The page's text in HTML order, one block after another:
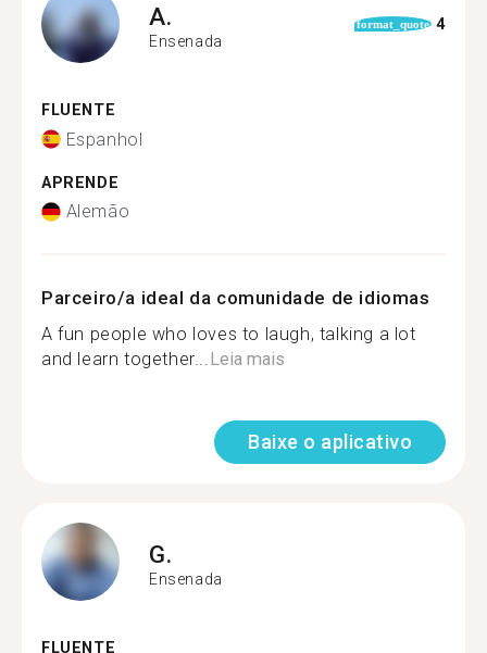
A.
Ensenada
format_quote 4
FLUENTE
Espanhol
APRENDE
Alemão
Parceiro/a ideal da comunidade de idiomas
A fun people who loves to laugh, talking a lot
and learn together...Leia mais
Baixe o aplicativo
G.
Ensenada
FLUENTE